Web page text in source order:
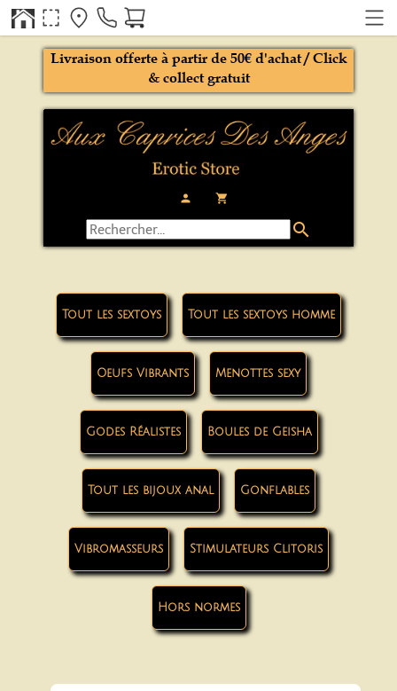
person local_grocery_store
Livraison offerte à partir de 50€ d'achat / Click
& collect gratuit
search
Tout les sextoys Tout les sextoys homme
Oeufs Vibrants Menottes sexy
Godes Réalistes Boules de Geisha
Tout les bijoux anal Gonflables
Vibromasseurs Stimulateurs Clitoris
Hors normes